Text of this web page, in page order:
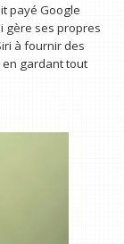
payé Google
gère ses propres
à fournir des
gardant tout